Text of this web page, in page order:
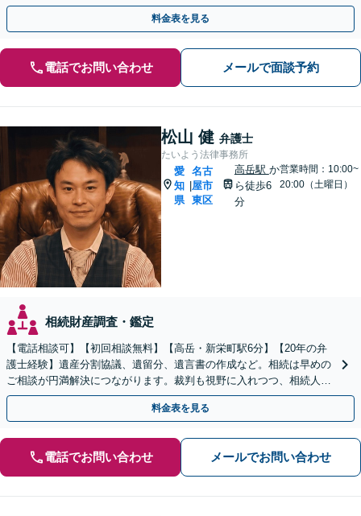
のご家族ともWEB相談が可能。LINE予約受付中。
料金表を見る
電話でお問い合わせ メールで面談予約
松山 健 弁護士
たいよう法律事務所
愛
知
県
名古
屋市
東区
高岳駅 か
ら徒歩6
分
営業時間：10:00~
20:00（土曜日）
相続財産調査・鑑定
【電話相談可】【初回相談無料】【高岳・新栄町駅6分】【20年の弁
護士経験】遺産分割協議、遺留分、遺言書の作成など。相続は早めの
ご相談が円満解決につながります。裁判も視野に入れつつ、相続人同
士の関係性を壊さない解決方法を模索します
料金表を見る
電話でお問い合わせ メールでお問い合わせ